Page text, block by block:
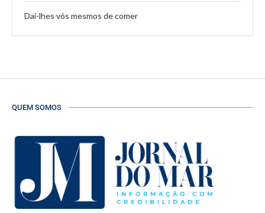
Dai-lhes vós mesmos de comer
QUEM SOMOS